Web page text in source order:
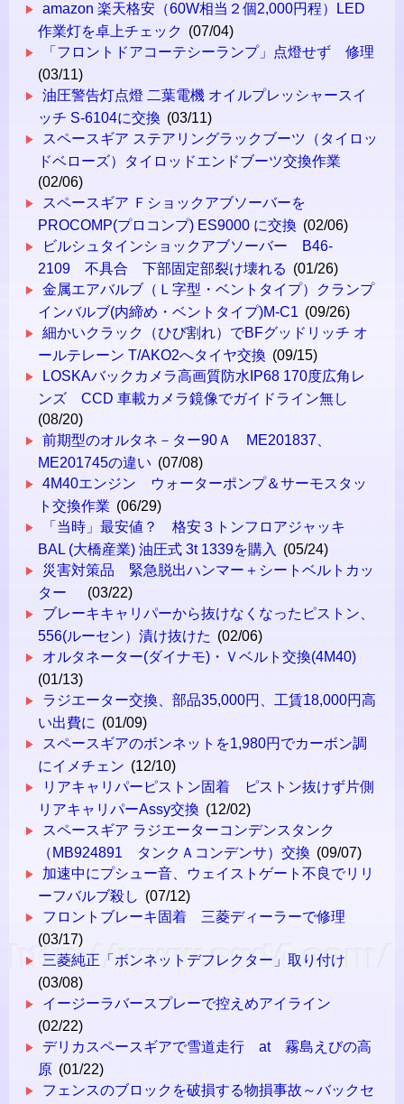
amazon 楽天格安（60W相当２個2,000円程）LED
作業灯を卓上チェック (07/04)
「フロントドアコーテシーランプ」点燈せず 修理
(03/11)
油圧警告灯点燈 二葉電機 オイルプレッシャースイ
ッチ S-6104に交換 (03/11)
スペースギア ステアリングラックブーツ（タイロッ
ドベローズ）タイロッドエンドブーツ交換作業
(02/06)
スペースギア Ｆショックアブソーバーを
PROCOMP(プロコンプ) ES9000 に交換 (02/06)
ビルシュタインショックアブソーバー B46-
2109 不具合 下部固定部裂け壊れる (01/26)
金属エアバルブ（Ｌ字型・ベントタイプ）クランプ
インバルブ(内締め・ベントタイプ)M-C1 (09/26)
細かいクラック（ひび割れ）でBFグッドリッチ オ
ールテレーン T/AKO2へタイヤ交換 (09/15)
LOSKAバックカメラ高画質防水IP68 170度広角レ
ンズ CCD 車載カメラ鏡像でガイドライン無し
(08/20)
前期型のオルタネ－ター90Ａ ME201837、
ME201745の違い (07/08)
4M40エンジン ウォーターポンプ＆サーモスタッ
ト交換作業 (06/29)
「当時」最安値？ 格安３トンフロアジャッキ
BAL (大橋産業) 油圧式 3t 1339を購入
(05/24)
災害対策品 緊急脱出ハンマー＋シートベルトカッ
ター
(03/22)
ブレーキキャリパーから抜けなくなったピストン、
556(ルーセン）漬け抜けた (02/06)
オルタネーター(ダイナモ)・Ｖベルト交換(4M40)
(01/13)
ラジエーター交換、部品35,000円、工賃18,000円高
い出費に (01/09)
スペースギアのボンネットを1,980円でカーボン調
にイメチェン (12/10)
リアキャリパーピストン固着 ピストン抜けず片側
リアキャリパーAssy交換 (12/02)
スペースギア ラジエーターコンデンスタンク
（MB924891 タンクＡコンデンサ）交換 (09/07)
加速中にプシュー音、ウェイストゲート不良でリリ
ーフバルブ殺し (07/12)
フロントブレーキ固着 三菱ディーラーで修理
(03/17)
三菱純正「ボンネットデフレクター」取り付け
(03/08)
イージーラバースプレーで控えめアイライン
(02/22)
デリカスペースギアで雪道走行 at 霧島えびの高
原 (01/22)
フェンスのブロックを破損する物損事故～バックセ